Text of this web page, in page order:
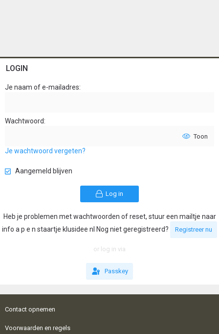
LOGIN
Je naam of e-mailadres
Wachtwoord
Toon
Je wachtwoord vergeten?
Aangemeld blijven
Log in
Heb je problemen met wachtwoorden of reset, stuur een mailtje naar
info a p e n staartje klusidee nl Nog niet geregistreerd?
Registreer nu
or log in via
Passkey
Contact opnemen
Voorwaarden en regels